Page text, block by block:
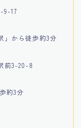
9-17
」から徒歩約3分
前3-20-8
約3分